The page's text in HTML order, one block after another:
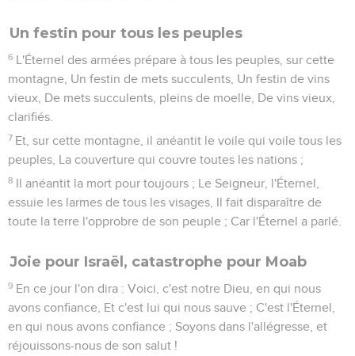
Un festin pour tous les peuples
6 L'Éternel des armées prépare à tous les peuples, sur cette
montagne, Un festin de mets succulents, Un festin de vins
vieux, De mets succulents, pleins de moelle, De vins vieux,
clarifiés.
7 Et, sur cette montagne, il anéantit le voile qui voile tous les
peuples, La couverture qui couvre toutes les nations ;
8 Il anéantit la mort pour toujours ; Le Seigneur, l'Éternel,
essuie les larmes de tous les visages, Il fait disparaître de
toute la terre l'opprobre de son peuple ; Car l'Éternel a parlé.
Joie pour Israël, catastrophe pour Moab
9 En ce jour l'on dira : Voici, c'est notre Dieu, en qui nous
avons confiance, Et c'est lui qui nous sauve ; C'est l'Éternel,
en qui nous avons confiance ; Soyons dans l'allégresse, et
réjouissons-nous de son salut !